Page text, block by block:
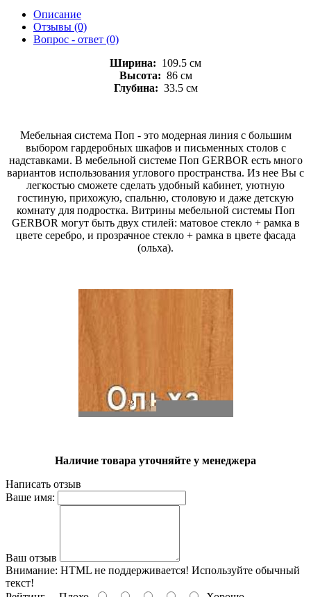
Описание
Отзывы (0)
Вопрос - ответ (0)
Ширина: 109.5 см
Высота: 86 см
Глубина: 33.5 см
Мебельная система Поп - это модерная линия с большим
выбором гардеробных шкафов и письменных столов с
надставками. В мебельной системе Поп GERBOR есть много
вариантов использования углового пространства. Из нее Вы с
легкостью сможете сделать удобный кабинет, уютную
гостиную, прихожую, спальню, столовую и даже детскую
комнату для подростка. Витрины мебельной системы Поп
GERBOR могут быть двух стилей: матовое стекло + рамка в
цвете серебро, и прозрачное стекло + рамка в цвете фасада
(ольха).
Наличие товара уточняйте у менеджера
Написать отзыв
Ваше имя:
Ваш отзыв
Внимание: HTML не поддерживается! Используйте обычный
текст!